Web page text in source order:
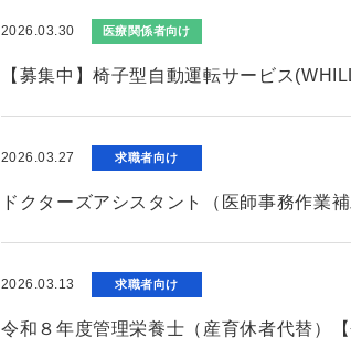
2026.03.30 医療関係者向け
【募集中】椅子型自動運転サービス
2026.03.27 求職者向け
ドクターズアシスタント（医師事務作業
2026.03.13 求職者向け
令和８年度管理栄養士（産育休者代替）